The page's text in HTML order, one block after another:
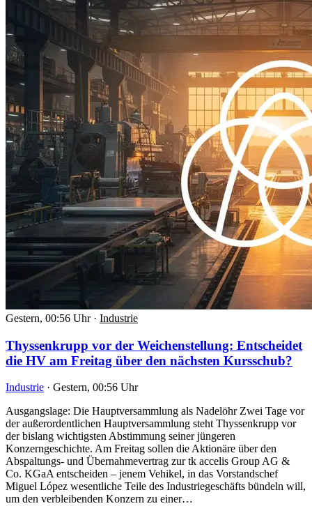
Gestern, 00:56 Uhr · Industrie
Thyssenkrupp vor der Weichenstellung: Entscheidet
die HV am Freitag über den nächsten Kursschub?
Industrie · Gestern, 00:56 Uhr
Ausgangslage: Die Hauptversammlung als Nadelöhr Zwei Tage vor
der außerordentlichen Hauptversammlung steht Thyssenkrupp vor
der bislang wichtigsten Abstimmung seiner jüngeren
Konzerngeschichte. Am Freitag sollen die Aktionäre über den
Abspaltungs- und Übernahmevertrag zur tk accelis Group AG &
Co. KGaA entscheiden – jenem Vehikel, in das Vorstandschef
Miguel López wesentliche Teile des Industriegeschäfts bündeln will,
um den verbleibenden Konzern zu einer…